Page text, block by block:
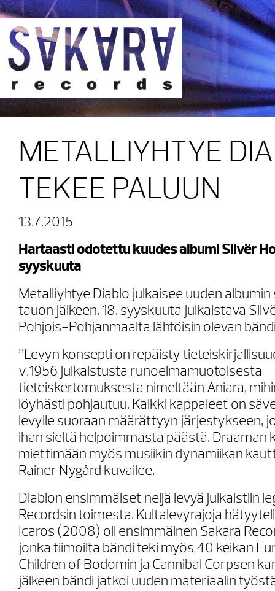
Sakara Records
METALLIYHTYE
TEKEE PALUUN
13.7.2015
Hartaasti odotettu kuudes albumi Silvër
syyskuuta
Metalliyhtye Diablo julkaisee uuden
tauon jälkeen. 18. syyskuuta julkaistava
Pohjois-Pohjanmaalta lähtöisin olevan
”Levyn konsepti on repäisty
v.1956 julkaistusta runoelmamuotoisesta
tieteiskertomuksesta nimeltään Aniara,
löyhästi pohjautuu. Kaikki kappaleet on
levylle suoraan määrättyyn järjestykseen,
ihan sieltä helpoimmasta päästä. Draaman
miettimään myös musiikin dynamiikan
Rainer Nygård kuvailee.
Diablon ensimmäiset neljä levyä julkaistiin
Recordsin toimesta. Kultalevyrajoja
Icaros (2008) oli ensimmäinen Sakara
jonka tiimoilta bändi teki myös 40 keikan
Children of Bodomin ja Cannibal Corpsen
jälkeen bändi jatkoi uuden materiaalin